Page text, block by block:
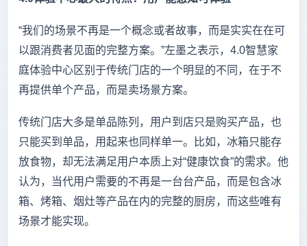
“我们的场景不再是一个概念或者故事，而是实实在在可
以跟消费者见面的完整方案。”左墨之表示，4.0智慧家
庭体验中心区别于传统门店的一个明显的不同，在于不
再提供单个产品，而是卖场景方案。
传统门店大多是单品陈列，用户到店只是购买产品，也
只能买到单品，用起来也同样单一。比如，冰箱只能存
放食物，却无法满足用户本质上对“健康饮食”的需求。他
认为，当代用户需要的不再是一台台产品，而是包含冰
箱、烤箱、烟灶等产品在内的完整的厨房，而这些唯有
场景才能实现。